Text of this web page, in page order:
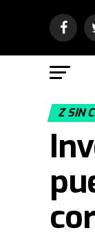
Z SIN